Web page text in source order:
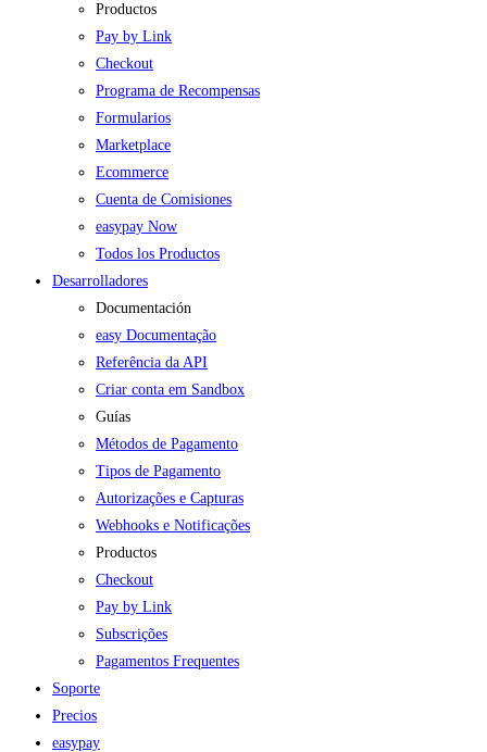
Productos
Pay by Link
Checkout
Programa de Recompensas
Formularios
Marketplace
Ecommerce
Cuenta de Comisiones
easypay Now
Todos los Productos
Desarrolladores
Documentación
easy Documentação
Referência da API
Criar conta em Sandbox
Guías
Métodos de Pagamento
Tipos de Pagamento
Autorizações e Capturas
Webhooks e Notificações
Productos
Checkout
Pay by Link
Subscrições
Pagamentos Frequentes
Soporte
Precios
easypay